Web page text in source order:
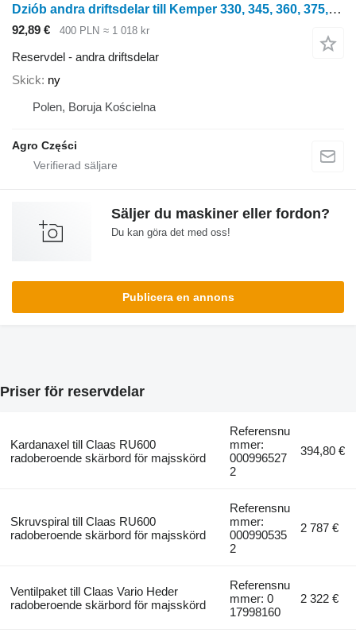
Dziób andra driftsdelar till Kemper 330, 345, 360, 375, 6008 (LCA75945) radoberoende skärbord för majsskörd
92,89 € 400 PLN ≈ 1 018 kr
Reservdel - andra driftsdelar
Skick ny
Polen, Boruja Kościelna
Agro Części
Säljer du maskiner eller fordon?
Du kan göra det med oss!
Publicera en annons
Priser för reservdelar
Kardanaxel till Claas RU600
radoberoende skärbord för majsskörd
Referensnu
mmer:
000996527
2
394,80 €
Skruvspiral till Claas RU600
radoberoende skärbord för majsskörd
Referensnu
mmer:
000990535
2
2 787 €
Ventilpaket till Claas Vario Heder
radoberoende skärbord för majsskörd
Referensnu
mmer: 0
17998160
2 322 €